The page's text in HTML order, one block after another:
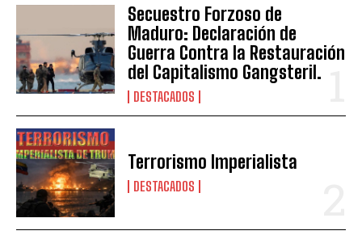
Secuestro Forzoso de
Maduro: Declaración de
Guerra Contra la Restauración
del Capitalismo Gangsteril.
DESTACADOS
Terrorismo Imperialista
DESTACADOS